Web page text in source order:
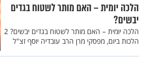
הלכה יומית – האם מותר לשטוח בגדים
יבשים?
הלכה יומית – האם מותר לשטוח בגדים יבשים? 2
הלכות ביום, מפסקי מרן הרב עובדיה יוסף זצ"ל